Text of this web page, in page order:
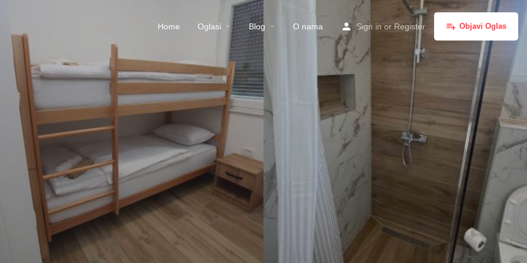
Home Oglasi Blog O nama Sign in or Register Objavi Oglas